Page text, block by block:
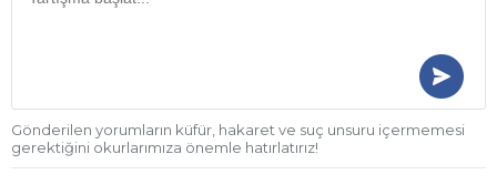
Gönderilen yorumların küfür, hakaret ve suç unsuru içermemesi
gerektiğini okurlarımıza önemle hatırlatırız!